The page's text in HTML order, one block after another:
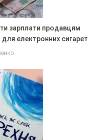
зарплати продавцям
електронних сигарет